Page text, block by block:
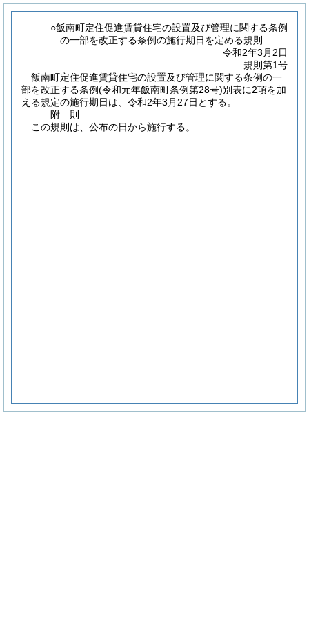
○飯南町定住促進賃貸住宅の設置及び管理に関する条例
の一部を改正する条例の施行期日を定める規則
令和2年3月2日
規則第1号
飯南町定住促進賃貸住宅の設置及び管理に関する条例の一
部を改正する条例(令和元年飯南町条例第28号)別表に2項を加
える規定の施行期日は、令和2年3月27日とする。
附 則
この規則は、公布の日から施行する。